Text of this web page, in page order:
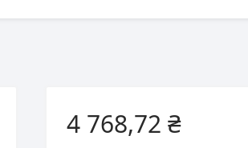
4 768,72 ₴